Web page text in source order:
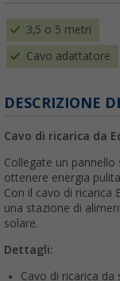
3,5 o 5 metri
Cavo adattatore
DESCRIZIONE
Cavo di ricarica da
Collegate un
ottenere energia
Con il cavo di ricarica
una stazione di
solare.
Dettagli:
Cavo di ricarica da